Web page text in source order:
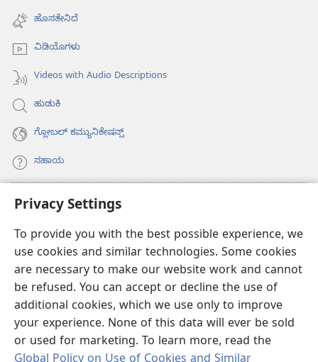
Privacy Settings
To provide you with the best possible experience, we
use cookies and similar technologies. Some cookies
are necessary to make our website work and cannot
be refused. You can accept or decline the use of
additional cookies, which we use only to improve
your experience. None of this data will ever be sold
or used for marketing. To learn more, read the
new
window)
ಹೊಸತೇನಿದೆ
ವಿಡಿಯೊಗಳು
Videos with Audio Descriptions
ಹುಡುಕಿ
ಗ್ಲೋಬಲ್‌ ಕಮ್ಯುನಿಕೇಷನ್ಸ್‌
ಸಹಾಯ
ಕಾಣಿಕೆಗಳು
(opens
window)ವಾಚ್‌ಟವರ್‌ ಆನ್‌ಲೈನ್‌ ಲೈಬ್ರರಿ
(opens
new
window)
®
(opens
new
JW ಲೈಬ್ರರಿಆ್ಯಪ್‌